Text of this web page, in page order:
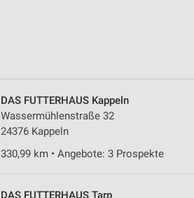
DAS FUTTERHAUS Kappeln
Wassermühlenstraße 32
24376 Kappeln
330,99 km • Angebote: 3 Prospekte
DAS FUTTERHAUS Tarp